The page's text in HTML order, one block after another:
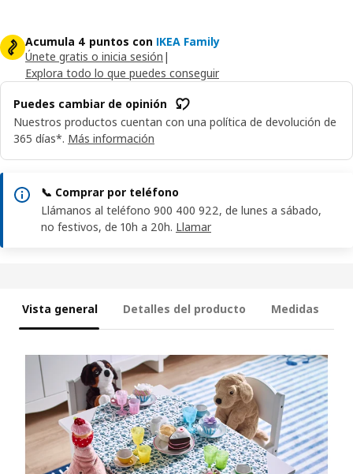
Acumula 4 puntos con IKEA Family
Únete gratis o inicia sesión |
Explora todo lo que puedes conseguir
Puedes cambiar de opinión
Nuestros productos cuentan con una política de devolución de
365 días*. Más información
📞 Comprar por teléfono
Llámanos al teléfono 900 400 922, de lunes a sábado,
no festivos, de 10h a 20h. Llamar
Vista general Detalles del producto Medidas